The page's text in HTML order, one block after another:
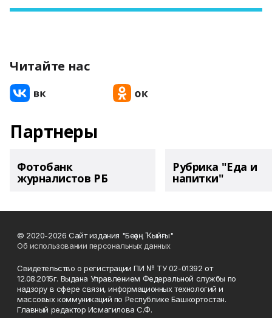
Читайте нас
Партнеры
Фотобанк
журналистов РБ
Рубрика "Еда и
напитки"
© 2020-2026 Сайт издания "Беҙҙең Ҡыйғы"
Об использовании персональных данных
Свидетельство о регистрации ПИ № ТУ 02-01392 от
12.08.2015г. Выдана Управлением Федеральной службы по
надзору в сфере связи, информационных технологий и
массовых коммуникаций по Республике Башкортостан.
Главный редактор Исмагилова С.Ф.